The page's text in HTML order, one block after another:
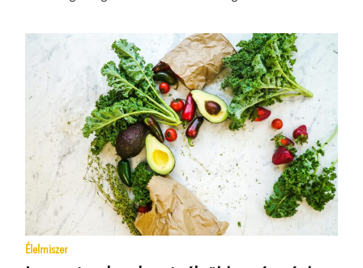
Élelmiszer